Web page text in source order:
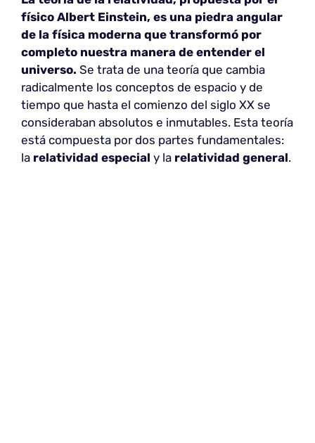
físico Albert Einstein, es una piedra angular
de la física moderna que transformó por
completo nuestra manera de entender el
universo. Se trata de una teoría que cambia
radicalmente los conceptos de espacio y de
tiempo que hasta el comienzo del siglo XX se
consideraban absolutos e inmutables. Esta teoría
está compuesta por dos partes fundamentales:
la relatividad especial y la relatividad general.